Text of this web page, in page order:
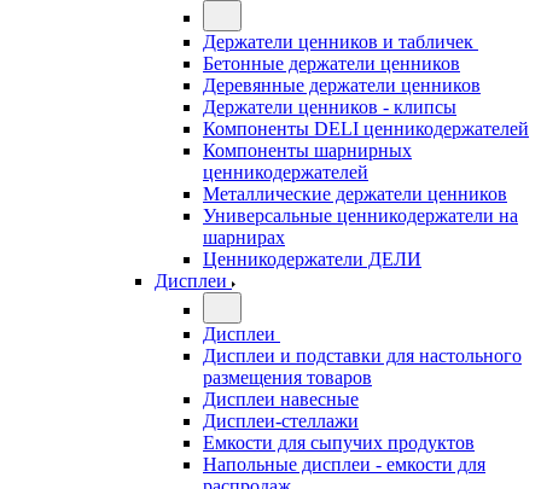
Держатели ценников и табличек
Бетонные держатели ценников
Деревянные держатели ценников
Держатели ценников - клипсы
Компоненты DELI ценникодержателей
Компоненты шарнирных
ценникодержателей
Металлические держатели ценников
Универсальные ценникодержатели на
шарнирах
Ценникодержатели ДЕЛИ
Дисплеи
Дисплеи
Дисплеи и подставки для настольного
размещения товаров
Дисплеи навесные
Дисплеи-стеллажи
Емкости для сыпучих продуктов
Напольные дисплеи - емкости для